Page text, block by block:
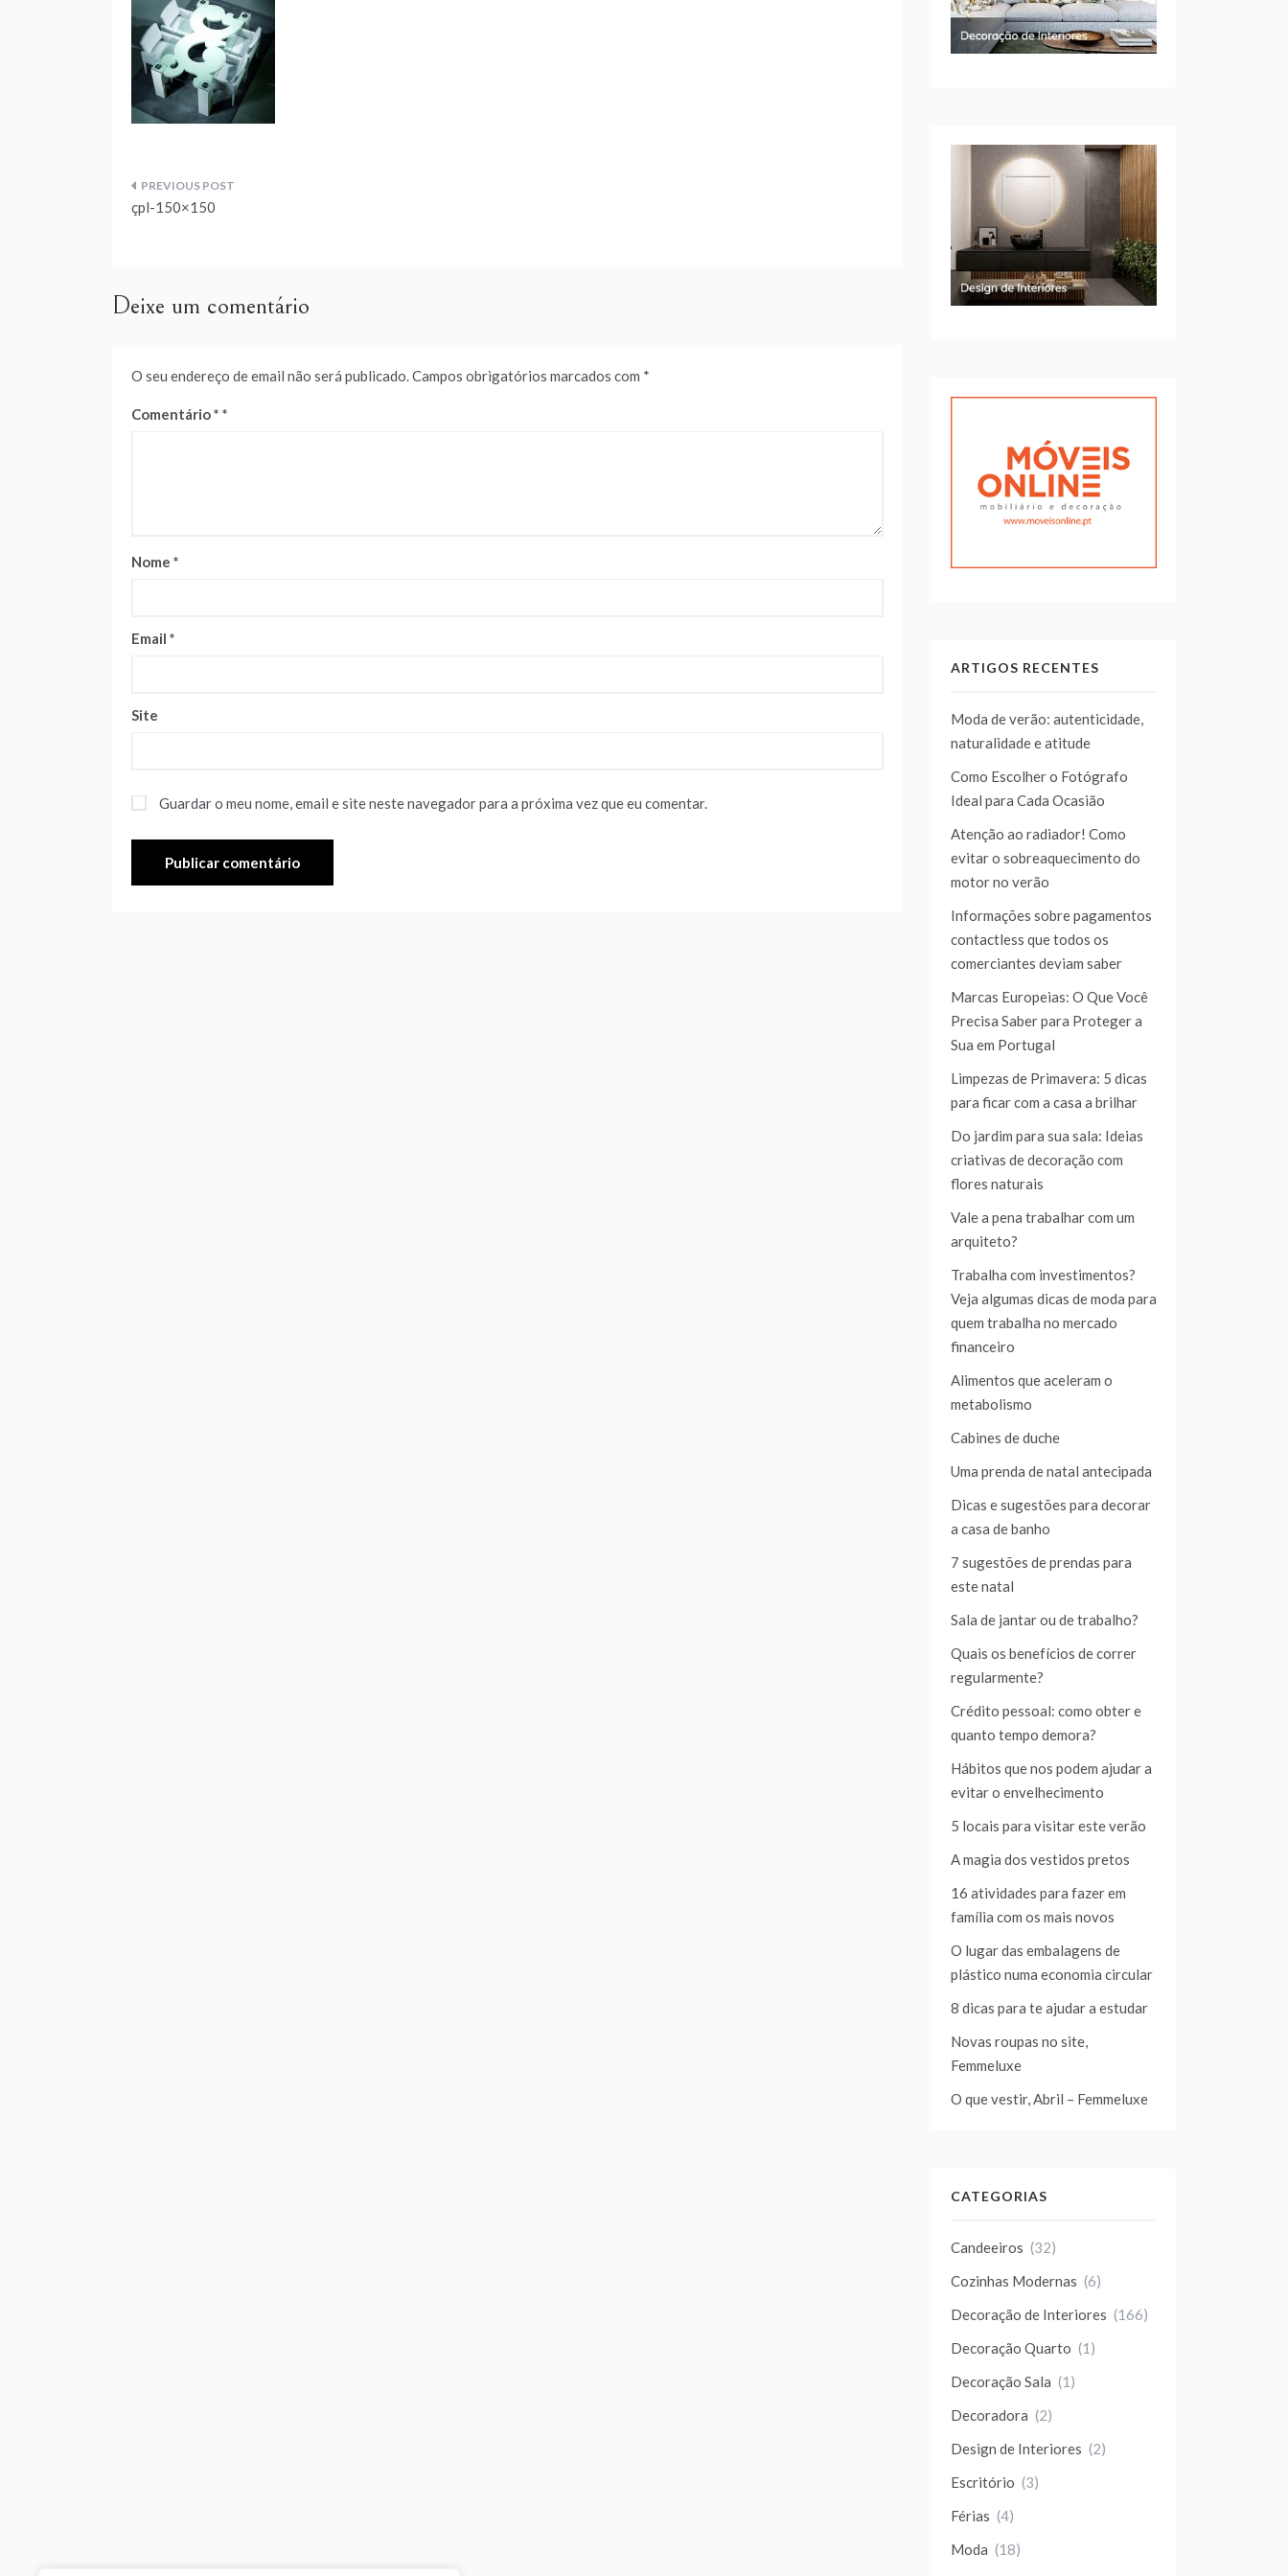
Navegação
çpl-150×150
Deixe um comentário
O seu endereço de email não será publicado.Campos obrigatórios marcados com *
Comentário*
Nome *
Email *
Site
Guardar o meu nome, email e site neste navegador para a próxima vez que eu comentar.
ARTIGOS RECENTES
Moda de verão: autenticidade,
naturalidade e atitude
Como Escolher o Fotógrafo
Ideal para Cada Ocasião
Atenção ao radiador! Como
evitar o sobreaquecimento do
motor no verão
Informações sobre pagamentos
contactless que todos os
comerciantes deviam saber
Marcas Europeias: O Que Você
Precisa Saber para Proteger a
Sua em Portugal
Limpezas de Primavera: 5 dicas
para ficar com a casa a brilhar
Do jardim para sua sala: Ideias
criativas de decoração com
flores naturais
Vale a pena trabalhar com um
arquiteto?
Trabalha com investimentos?
Veja algumas dicas de moda para
quem trabalha no mercado
financeiro
Alimentos que aceleram o
metabolismo
Cabines de duche
Uma prenda de natal antecipada
Dicas e sugestões para decorar
a casa de banho
7 sugestões de prendas para
este natal
Sala de jantar ou de trabalho?
Quais os benefícios de correr
regularmente?
Crédito pessoal: como obter e
quanto tempo demora?
Hábitos que nos podem ajudar a
evitar o envelhecimento
5 locais para visitar este verão
A magia dos vestidos pretos
16 atividades para fazer em
família com os mais novos
O lugar das embalagens de
plástico numa economia circular
8 dicas para te ajudar a estudar
Novas roupas no site,
Femmeluxe
O que vestir, Abril – Femmeluxe
CATEGORIAS
Candeeiros (32)
Cozinhas Modernas (6)
Decoração de Interiores (166)
Decoração Quarto (1)
Decoração Sala (1)
Decoradora (2)
Design de Interiores (2)
Escritório (3)
Férias (4)
Moda (18)